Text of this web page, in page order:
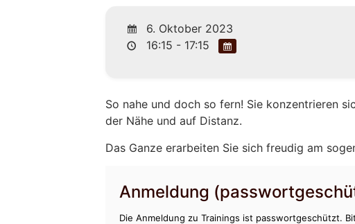
6. Oktober 2023
16:15 - 17:15
So nahe und doch so fern! Sie konzentrieren
der Nähe und auf Distanz.
Das Ganze erarbeiten Sie sich freudig am
Anmeldung
Die Anmeldung zu Trainings ist passwortgeschützt.